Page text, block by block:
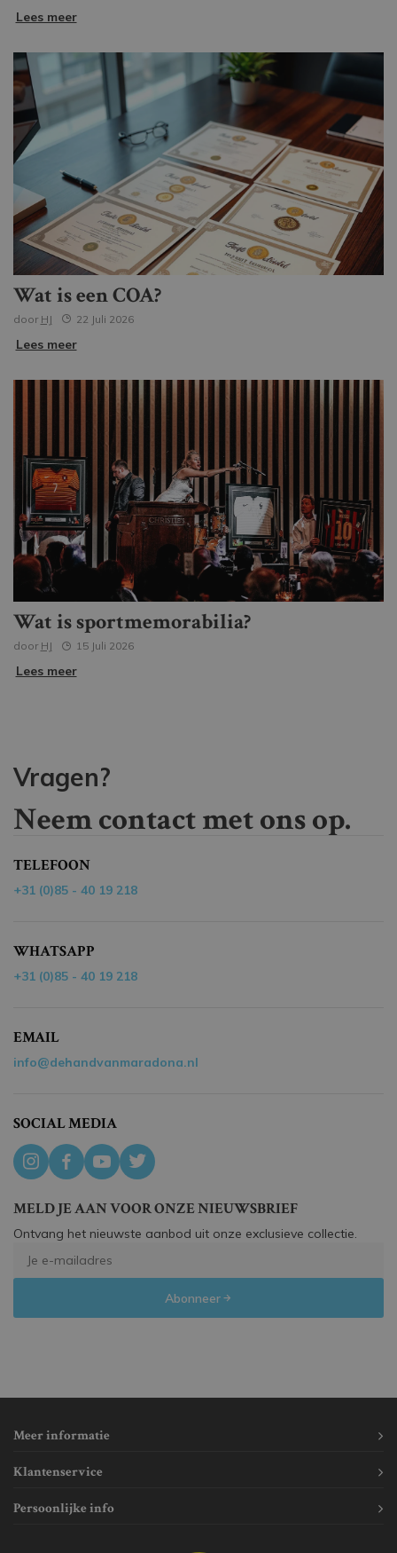
Lees meer
Wat is een COA?
door HJ 22 Juli 2026
Lees meer
Wat is sportmemorabilia?
door HJ 15 Juli 2026
Lees meer
Vragen?
Neem contact met ons op.
TELEFOON
+31 (0)85 - 40 19 218
WHATSAPP
+31 (0)85 - 40 19 218
EMAIL
info@dehandvanmaradona.nl
SOCIAL MEDIA
MELD JE AAN VOOR ONZE NIEUWSBRIEF
Ontvang het nieuwste aanbod uit onze exclusieve collectie.
Abonneer
Meer informatie
Klantenservice
Persoonlijke info